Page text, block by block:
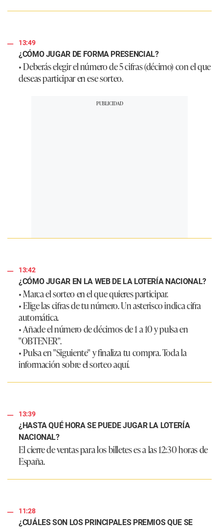
13:49
¿CÓMO JUGAR DE FORMA PRESENCIAL?
• Deberás elegir el número de 5 cifras (décimo) con el que
deseas participar en ese sorteo.
13:42
¿CÓMO JUGAR EN LA WEB DE LA LOTERÍA NACIONAL?
• Marca el sorteo en el que quieres participar.
• Elige las cifras de tu número. Un asterisco indica cifra
automática.
• Añade el número de décimos de 1 a 10 y pulsa en
"OBTENER".
• Pulsa en "Siguiente" y finaliza tu compra. Toda la
información sobre el sorteo aquí.
13:39
¿HASTA QUÉ HORA SE PUEDE JUGAR LA LOTERÍA
NACIONAL?
El cierre de ventas para los billetes es a las 12:30 horas de
España.
11:28
¿CUÁLES SON LOS PRINCIPALES PREMIOS QUE SE